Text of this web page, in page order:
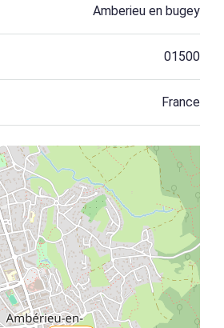
Amberieu en bugey
01500
France